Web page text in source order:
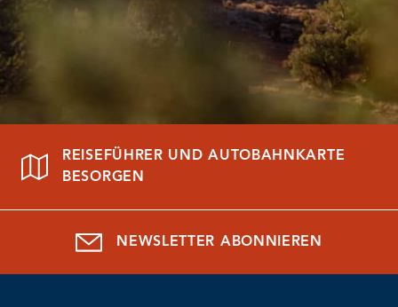
REISEFÜHRER UND AUTOBAHNKARTE
BESORGEN
NEWSLETTER ABONNIEREN